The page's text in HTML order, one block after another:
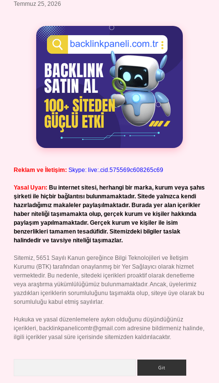
Temmuz 25, 2026
Reklam ve İletişim: Skype: live:.cid.575569c608265c69
Yasal Uyarı: Bu internet sitesi, herhangi bir marka, kurum veya şahıs
şirketi ile hiçbir bağlantısı bulunmamaktadır. Sitede yalnızca kendi
hazırladığımız makaleler paylaşılmaktadır. Burada yer alan içerikler
haber niteliği taşımamakta olup, gerçek kurum ve kişiler hakkında
paylaşım yapılmamaktadır. Gerçek kurum ve kişiler ile isim
benzerlikleri tamamen tesadüfidir. Sitemizdeki bilgiler taslak
halindedir ve tavsiye niteliği taşımazlar.
Sitemiz, 5651 Sayılı Kanun gereğince Bilgi Teknolojileri ve İletişim
Kurumu (BTK) tarafından onaylanmış bir Yer Sağlayıcı olarak hizmet
vermektedir. Bu nedenle, sitedeki içerikleri proaktif olarak denetleme
veya araştırma yükümlülüğümüz bulunmamaktadır. Ancak, üyelerimiz
yazdıkları içeriklerin sorumluluğunu taşımakta olup, siteye üye olarak bu
sorumluluğu kabul etmiş sayılırlar.
Hukuka ve yasal düzenlemelere aykırı olduğunu düşündüğünüz
içerikleri, backlinkpanelicomtr@gmail.com adresine bildirmeniz halinde,
ilgili içerikler yasal süre içerisinde sitemizden kaldırılacaktır.